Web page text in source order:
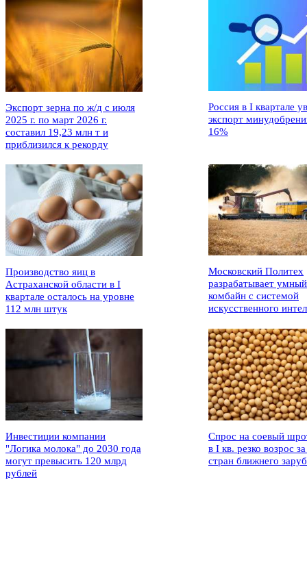
Экспорт зерна по ж/д с июля
2025 г. по март 2026 г.
составил 19,23 млн т и
приблизился к рекорду
Россия в I квартале
экспорт
16%
Производство яиц в
Астраханской области в I
квартале осталось на уровне
112 млн штук
Московский Политех
разрабатывает умный
комбайн с системой
искусственного
Инвестиции компании
"Логика молока" до 2030 года
могут превысить 120 млрд
рублей
Спрос на соевый
в I кв. резко возрос
стран ближнего